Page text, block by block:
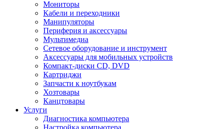
Мониторы
Кабели и переходники
Манипуляторы
Периферия и аксессуары
Мультимедиа
Сетевое оборудование и инструмент
Аксессуары для мобильных устройств
Компакт-диски CD, DVD
Картриджи
Запчасти к ноутбукам
Хозтовары
Канцтовары
Услуги
Диагностика компьютера
Настройка компьютера